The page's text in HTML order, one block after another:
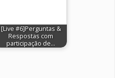
[Live #6]Perguntas &
Respostas com
participação de…